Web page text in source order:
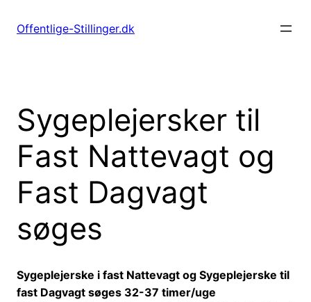
Offentlige-Stillinger.dk
Sygeplejersker til
Fast Nattevagt og
Fast Dagvagt
søges
Sygeplejerske i fast Nattevagt og Sygeplejerske til
fast Dagvagt søges 32-37 timer/uge